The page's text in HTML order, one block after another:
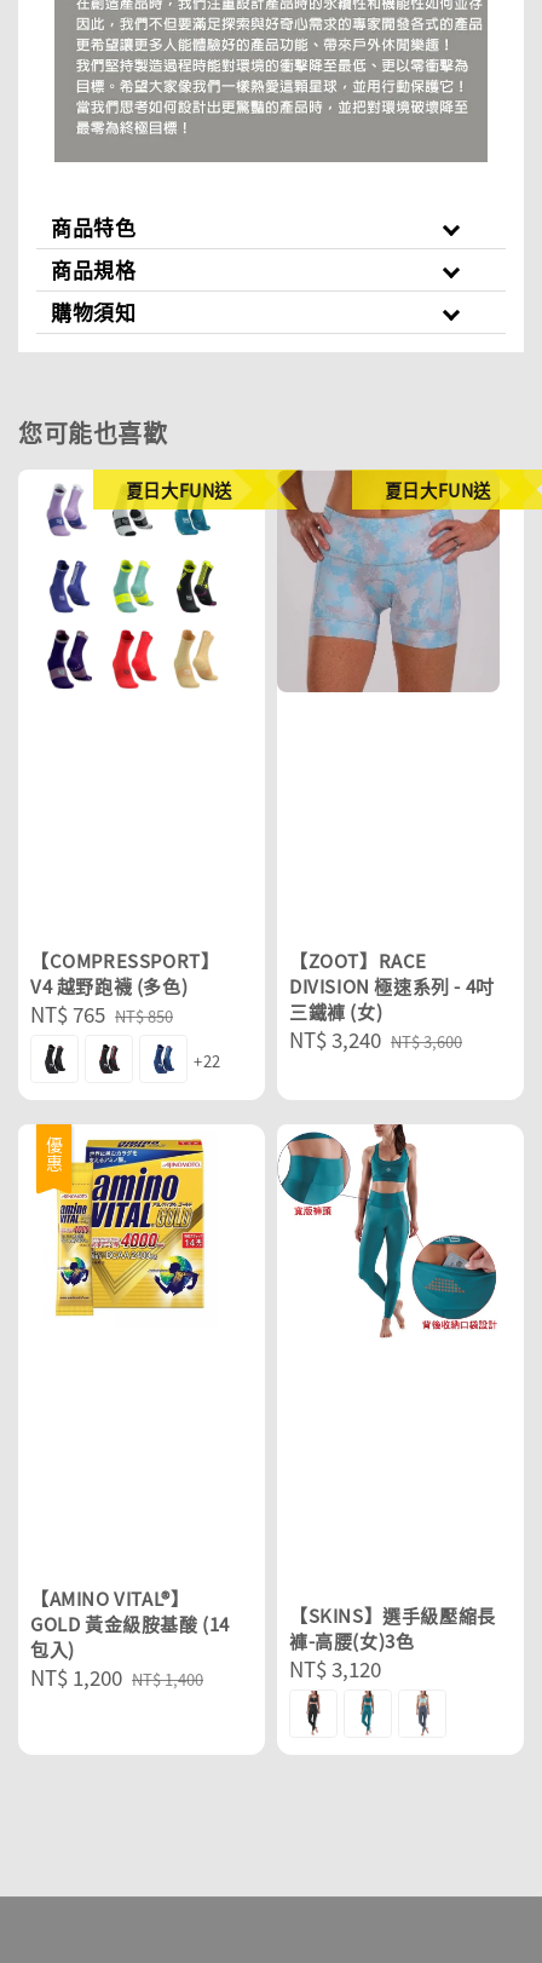
商品特色
商品規格
購物須知
您可能也喜歡
夏日大FUN送
【COMPRESSPORT】
V4 越野跑襪 (多色)
Sale
price
NT$ 765 Regular
price
NT$ 850
+22
夏日大FUN送
【ZOOT】RACE
DIVISION 極速系列 - 4吋
三鐵褲 (女)
Sale
NT$ 3,240 Regular
NT$ 3,600
優惠
【AMINO VITAL®】
GOLD 黃金級胺基酸 (14
包入)
Sale
NT$ 1,200 Regular
NT$ 1,400
【SKINS】選手級壓縮長
褲-高腰(女)3色
Regular
price
NT$ 3,120